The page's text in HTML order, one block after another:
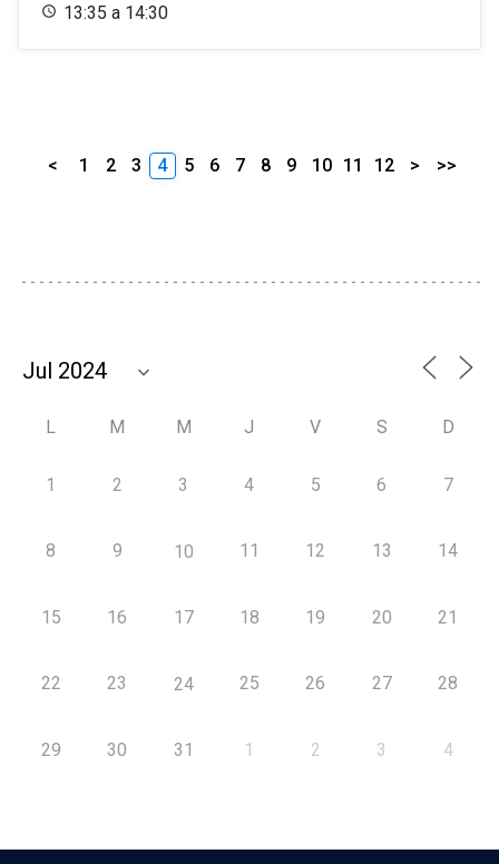
13:35 a 14:30
< 1 2 3 4 5 6 7 8 9 10 11 12 > >>
L M M J V S D
1 2 3 4 5 6 7
8 9 10 11 12 13 14
15 16 17 18 19 20 21
22 23 24 25 26 27 28
29 30 31 1 2 3 4